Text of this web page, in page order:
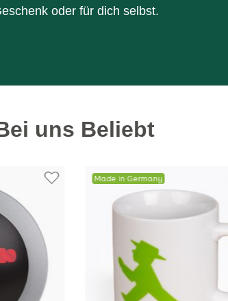
oder für dich selbst.
uns Beliebt
Made in Germany